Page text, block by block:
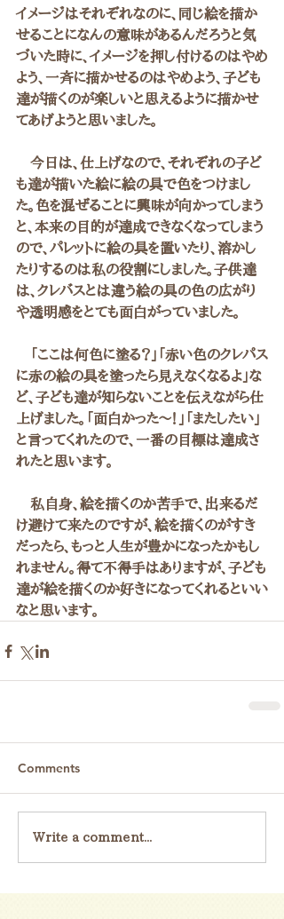
イメージはそれぞれなのに、同じ絵を描か
せることになんの意味があるんだろうと気
づいた時に、イメージを押し付けるのはやめ
よう、一斉に描かせるのはやめよう、子ども
達が描くのが楽しいと思えるように描かせ
てあげようと思いました。
今日は、仕上げなので、それぞれの子ど
も達が描いた絵に絵の具で色をつけまし
た。色を混ぜることに興味が向かってしまう
と、本来の目的が達成できなくなってしまう
ので、パレットに絵の具を置いたり、溶かし
たりするのは私の役割にしました。子供達
は、クレバスとは違う絵の具の色の広がり
や透明感をとても面白がっていました。
「ここは何色に塗る？」「赤い色のクレパス
に赤の絵の具を塗ったら見えなくなるよ」な
ど、子ども達が知らないことを伝えながら仕
上げました。「面白かった〜！」「またしたい」
と言ってくれたので、一番の目標は達成さ
れたと思います。
私自身、絵を描くのか苦手で、出来るだ
け避けて来たのですが、絵を描くのがすき
だったら、もっと人生が豊かになったかもし
れません。得て不得手はありますが、子ども
達が絵を描くのか好きになってくれるといい
なと思います。
Comments
Write a comment...